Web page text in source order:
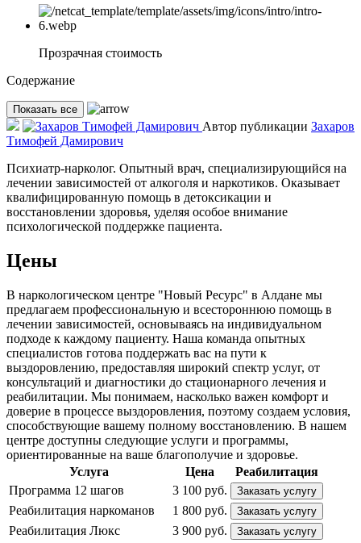
Прозрачная стоимость
Содержание
Показать все
Автор публикации Захаров
Тимофей Дамирович
Психиатр-нарколог. Опытный врач, специализирующийся на
лечении зависимостей от алкоголя и наркотиков. Оказывает
квалифицированную помощь в детоксикации и
восстановлении здоровья, уделяя особое внимание
психологической поддержке пациента.
Цены
В наркологическом центре "Новый Ресурс" в Алдане мы
предлагаем профессиональную и всестороннюю помощь в
лечении зависимостей, основываясь на индивидуальном
подходе к каждому пациенту. Наша команда опытных
специалистов готова поддержать вас на пути к
выздоровлению, предоставляя широкий спектр услуг, от
консультаций и диагностики до стационарного лечения и
реабилитации. Мы понимаем, насколько важен комфорт и
доверие в процессе выздоровления, поэтому создаем условия,
способствующие вашему полному восстановлению. В нашем
центре доступны следующие услуги и программы,
ориентированные на ваше благополучие и здоровье.
Услуга
Цена
Реабилитация
Программа 12 шагов
3 100 руб. Заказать услугу
Реабилитация наркоманов 1 800 руб. Заказать услугу
Реабилитация Люкс 3 900 руб. Заказать услугу